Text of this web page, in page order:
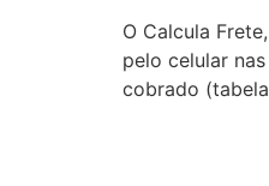
O Calcula
pelo celular
cobrado